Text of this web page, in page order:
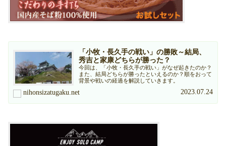
「小牧・長久手の戦い」の勝敗～結局、
秀吉と家康どちらが勝った？
今回は、「小牧・長久手の戦い」がなぜ起きたのか？
また、結局どちらが勝ったといえるのか？順をおって
背景や戦いの経過を解説していきます。
nihonsizatugaku.net 2023.07.24